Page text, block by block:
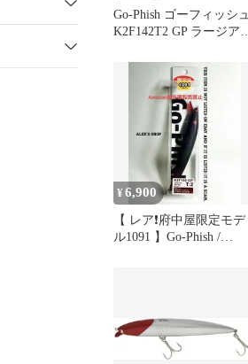
Go-Phish ゴーフィッシュ
K2F142T2 GP ラージアイ
¥6,900
【 レア❗️府中屋限定モデ
ル1091 】Go-Phish /